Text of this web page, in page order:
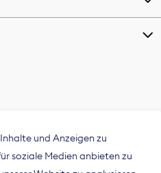
und Anzeigen zu
soziale Medien anbieten zu